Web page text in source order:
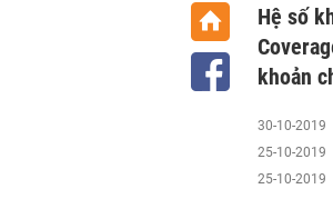
Hệ số
khoản
30-10-2019
25-10-2019
25-10-2019